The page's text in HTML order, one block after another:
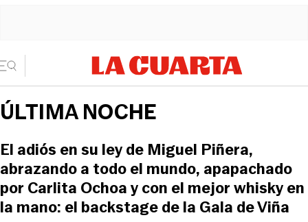
ÚLTIMA NOCHE
El adiós en su ley de Miguel Piñera,
abrazando a todo el mundo, apapachado
por Carlita Ochoa y con el mejor whisky en
la mano: el backstage de la Gala de Viña